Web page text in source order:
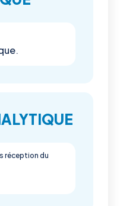
réception du